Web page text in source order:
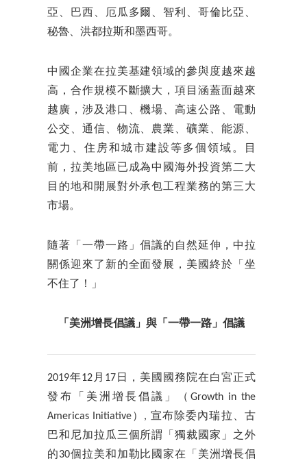
亞、巴西、厄瓜多爾、智利、哥倫比亞、
秘魯、洪都拉斯和墨西哥。
中國企業在拉美基建領域的參與度越來越
高，合作規模不斷擴大，項目涵蓋面越來
越廣，涉及港口、機場、高速公路、電動
公交、通信、物流、農業、礦業、能源、
電力、住房和城市建設等多個領域。目
前，拉美地區已成為中國海外投資第二大
目的地和開展對外承包工程業務的第三大
市場。
隨著「一帶一路」倡議的自然延伸，中拉
關係迎來了新的全面發展，美國終於「坐
不住了！」
「美洲增長倡議」與「一帶一路」倡議
2019年12月17日，美國國務院在白宮正式
發布「美洲增長倡議」（Growth in the
Americas Initiative）, 宣布除委內瑞拉、古
巴和尼加拉瓜三個所謂「獨裁國家」之外
的30個拉美和加勒比國家在「美洲增長倡